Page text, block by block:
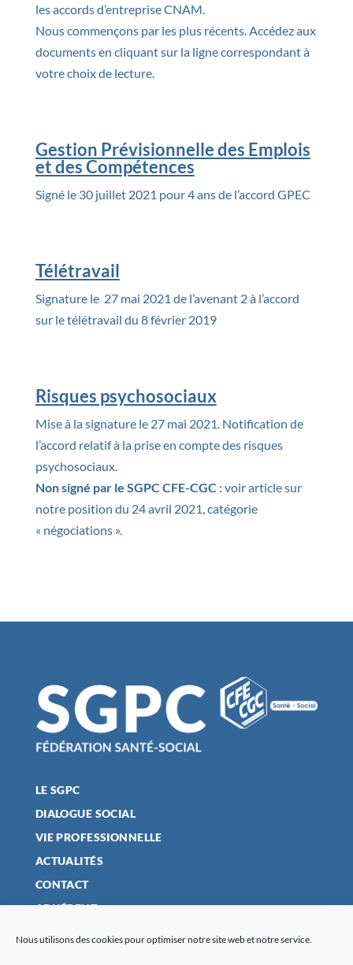
Nous utilisons des cookies pour optimiser notre site web et notre service.
les accords d’entreprise CNAM.
Nous commençons par les plus récents. Accédez aux
documents en cliquant sur la ligne correspondant à
votre choix de lecture.
Gestion Prévisionnelle des Emplois
et des Compétences
Signé le 30 juillet 2021 pour 4 ans de l’accord GPEC
Télétravail
Signature le 27 mai 2021 de l’avenant 2 à l’accord
sur le télétravail du 8 février 2019
Risques psychosociaux
Mise à la signature le 27 mai 2021. Notification de
l’accord relatif à la prise en compte des risques
psychosociaux.
Non signé par le SGPC CFE-CGC : voir article sur
notre position du 24 avril 2021, catégorie
« négociations ».
LE SGPC
DIALOGUE SOCIAL
VIE PROFESSIONNELLE
ACTUALITÉS
CONTACT
ADHÉRENT